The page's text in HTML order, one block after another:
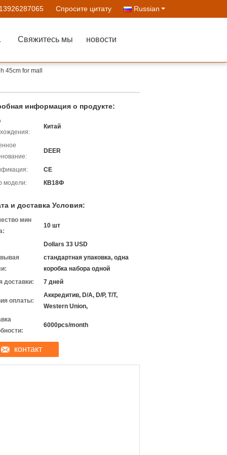
Спросите цитату Russian
Свяжитесь мы новости
45cm for mall
информация о продукте:
Китай
DEER
CE
модели:
КВ18Ф
и доставка Условия:
мин
10 шт
Dollars 33 USD
стандартная упаковка, одна
коробка набора одной
доставки:
7 дней
оплаты:
Аккредитив, D/A, D/P, T/T,
Western Union,
6000pcs/month
контакт